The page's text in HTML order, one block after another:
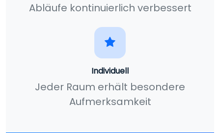
Abläufe kontinuierlich verbessert
Individuell
Jeder Raum erhält besondere
Aufmerksamkeit